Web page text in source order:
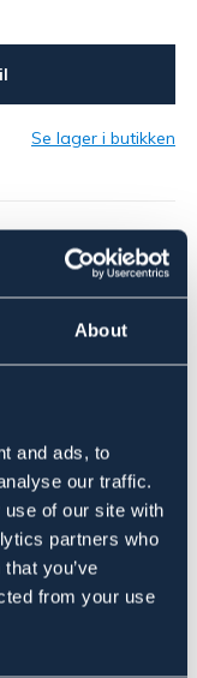
About
and ads, to
our traffic.
of our site with
partners who
you’ve
from your use
Se lager i butikken
lösningen för
Den naturliga
risken för att
päls och en ren
täppa till porer.
hud och hår,
Den långvariga
känsla efter
eller under
för både